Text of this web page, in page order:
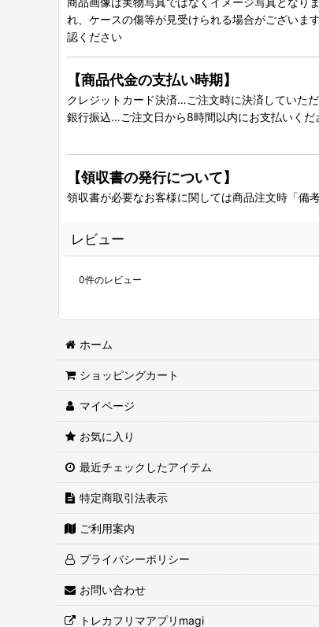
れ、ケースの傷等が見受けられる場合がございま
認ください
【商品代金の支払い時期】
クレジットカード決済…ご注文時に決済していた
銀行振込…ご注文日から8時間以内にお支払いく
【領収書の発行について】
領収書が必要なお客様に関しては商品注文時「備
レビュー
0件のレビュー
ホーム
ショッピングカート
マイページ
お気に入り
最近チェックしたアイテム
特定商取引法表示
ご利用案内
プライバシーポリシー
お問い合わせ
トレカフリマアプリmagi